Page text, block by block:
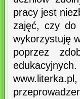
pracy jest
zajęć, czy do
wykorzystuję
poprzez